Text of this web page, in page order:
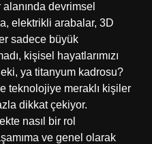
devrimsel
elektrikli arabalar, 3D
sadece büyük
kişisel hayatlarımızı
ya titanyum kadrosu?
teknolojiye meraklı kişiler
dikkat çekiyor.
nasıl bir rol
ve genel olarak